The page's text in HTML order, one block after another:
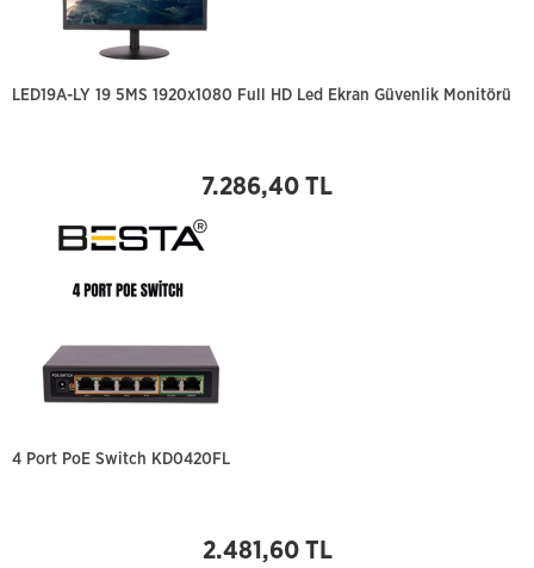
LED19A-LY 19 5MS 1920x1080 Full HD Led Ekran Güvenlik Monitörü
7.286,40 TL
4 Port PoE Switch KD0420FL
2.481,60 TL